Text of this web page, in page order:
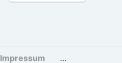
Impressum Cookies und